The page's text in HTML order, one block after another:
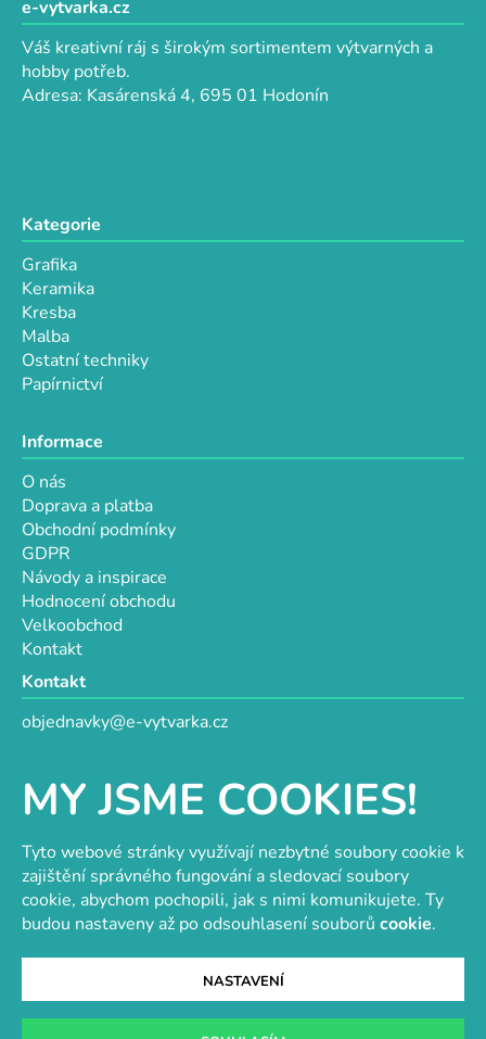
MY JSME COOKIES!
Tyto webové stránky využívají nezbytné soubory cookie k
zajištění správného fungování a sledovací soubory
cookie, abychom pochopili, jak s nimi komunikujete. Ty
budou nastaveny až po odsouhlasení souborů cookie.
NASTAVENÍ
e-vytvarka.cz
Váš kreativní ráj s širokým sortimentem výtvarných a
hobby potřeb.
Adresa: Kasárenská 4, 695 01 Hodonín
Kategorie
Grafika
Keramika
Kresba
Malba
Ostatní techniky
Papírnictví
Informace
O nás
Doprava a platba
Obchodní podmínky
GDPR
Návody a inspirace
Hodnocení obchodu
Velkoobchod
Kontakt
Kontakt
objednavky@e-vytvarka.cz
Facebook
Velkoobchod s korálky a komponentyTvořit je radost
Vytvořil Shoptet